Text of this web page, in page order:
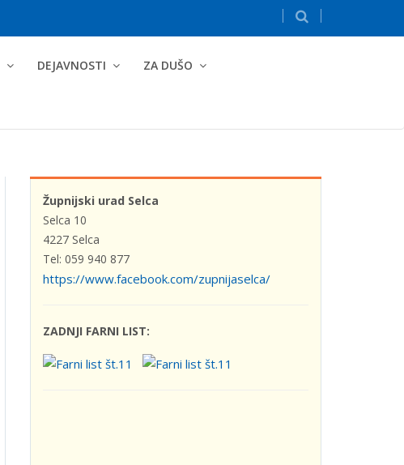
DEJAVNOSTI ZA DUŠO
Župnijski urad Selca
Selca 10
4227 Selca
Tel: 059 940 877
https://www.facebook.com/zupnijaselca/
ZADNJI FARNI LIST: